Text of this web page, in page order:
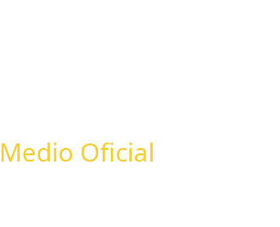
Medio Oficial